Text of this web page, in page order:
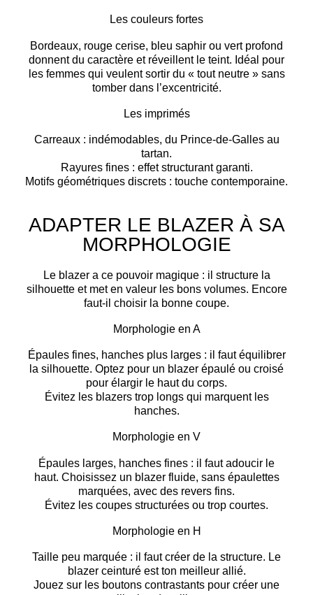
Les couleurs fortes
Bordeaux, rouge cerise, bleu saphir ou vert profond
donnent du caractère et réveillent le teint. Idéal pour
les femmes qui veulent sortir du « tout neutre » sans
tomber dans l’excentricité.
Les imprimés
Carreaux: indémodables, du Prince-de-Galles au
tartan.
Rayures fines: effet structurant garanti.
Motifs géométriques discrets : touche contemporaine.
ADAPTER LE BLAZER À SA
MORPHOLOGIE
Le blazer a ce pouvoir magique : il structure la
silhouetteet met en valeur les bons volumes. Encore
faut-il choisir la bonne coupe.
Morphologie en A
Épaules fines, hanches plus larges : il fautéquilibrer
la silhouette. Optez pour un blazer épaulé ou croisé
pour élargir le haut du corps.
Évitez les blazers trop longs qui marquent les
hanches.
Morphologie en V
Épaules larges, hanches fines : il fautadoucir le
haut. Choisissez un blazer fluide, sans épaulettes
marquées, avec des revers fins.
Évitez les coupes structurées ou trop courtes.
Morphologie en H
Taille peu marquée : il fautcréer de la structure. Le
blazer ceinturéest ton meilleur allié.
Jouez sur les boutons contrastants pour créer une